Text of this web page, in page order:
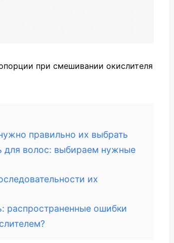
при смешивании окислителя
правильно их выбрать
для волос: выбираем нужные
их
распространенные ошибки